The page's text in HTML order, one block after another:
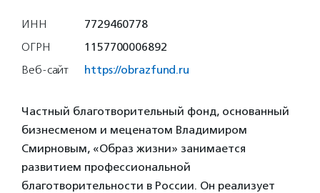
ИНН
7729460778
ОГРН
1157700006892
Веб-сайт
https://obrazfund.ru
Частный благотворительный фонд, основанный
бизнесменом и меценатом Владимиром
Смирновым, «Образ жизни» занимается
развитием профессиональной
благотворительности в России. Он реализует